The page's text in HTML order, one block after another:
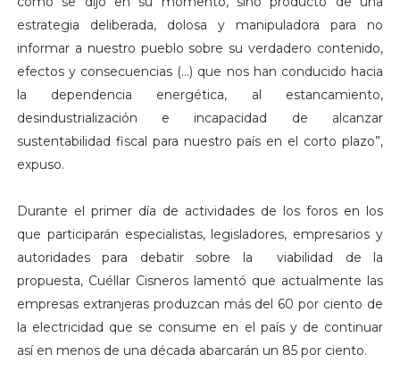
estrategia deliberada, dolosa y manipuladora para no
informar a nuestro pueblo sobre su verdadero contenido,
efectos y consecuencias (…) que nos han conducido hacia
la dependencia energética, al estancamiento,
desindustrialización e incapacidad de alcanzar
sustentabilidad fiscal para nuestro país en el corto plazo”,
expuso.
Durante el primer día de actividades de los foros en los
que participarán especialistas, legisladores, empresarios y
autoridades para debatir sobre la viabilidad de la
propuesta, Cuéllar Cisneros lamentó que actualmente las
empresas extranjeras produzcan más del 60 por ciento de
la electricidad que se consume en el país y de continuar
así en menos de una década abarcarán un 85 por ciento.